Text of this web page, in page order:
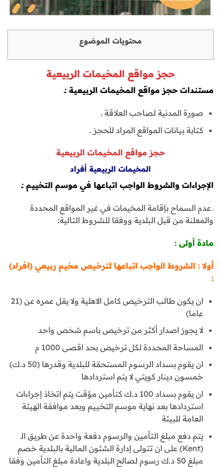
محتويات الموضوع
حجز مواقع المخيمات الربيعية
مستندات حجز مواقع المخيمات الربيعية :ـ
صورة المدنية لصاحب العلاقة .
كتابة بيانات المواقع المراد للحجز .
حجز مواقع المخيمات الربيعية
المخيمات الربيعية أفراد
الإجراءات والشروط الواجب اتباعها في موسم التخييم :ـ
ـ عدم السماح بإقامة المخيمات في غير المواقع المحددة
والمعلنة من قبل البلدية ووفقا للشروط التالية:
مادة أولى :
أولا : الشروط الواجب اتباعها لترخيص مخيم ربيعي (افراد)
:
ان يكون طالب الترخيص كامل الاهلية ولا يقل عمره عن (21
عاما)
لا يجوز اصدار أكثر من ترخيص باسم شخص واحد
المساحة المحددة لكل ترخيص بحد اقصى 1000 م
ان يقوم بسداد الرسوم المستحقة للبلدية وقدرها (50 د.ك)
خمسون دينار كويتي لا يتم استردادها
ان يقوم بسداد 100 د.ك كتأمين مؤقت يتم اتخاذ إجراءات
استردادها بعد نهاية موسم التخييم وبعد موافقة الهيئة
العامة للبيئة
يتم دفع مبلغ التأمين والرسوم دفعة واحدة عن طريق الـ
(Kent) على ان تتولى إدارة الشئون المالية بالبلدية خصم
مبلغ 50 د.ك رسوم لصالح البلدية واعادة مبلغ التأمين وفقا